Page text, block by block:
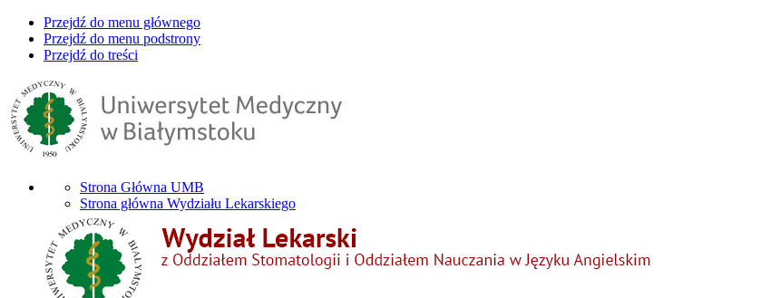
Przejdź do menu głównego
Przejdź do menu podstrony
Przejdź do treści
Strona Główna UMB
Strona główna Wydziału Lekarskiego